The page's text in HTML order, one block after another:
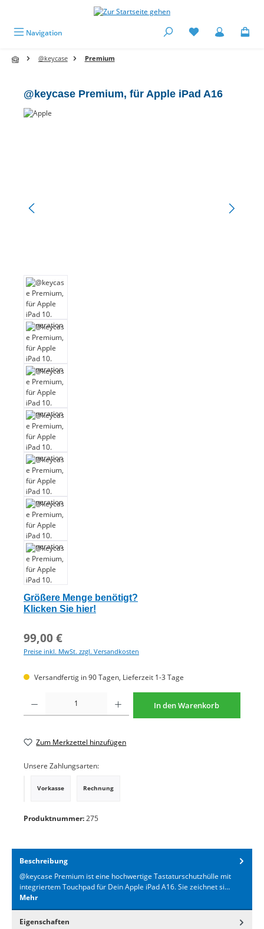
Navigation
@keycase Premium
@keycase Premium, für Apple iPad A16
Größere Menge benötigt?
Klicken Sie hier!
99,00 €
Preise inkl. MwSt. zzgl. Versandkosten
Versandfertig in 90 Tagen, Lieferzeit 1-3 Tage
In den Warenkorb
Zum Merkzettel hinzufügen
Unsere Zahlungsarten:
Vorkasse Rechnung
Produktnummer:275
Beschreibung
@keycase Premium ist eine hochwertige Tastaturschutzhülle mit
integriertem Touchpad für Dein Apple iPad A16. Sie zeichnet si…
Mehr
Eigenschaften